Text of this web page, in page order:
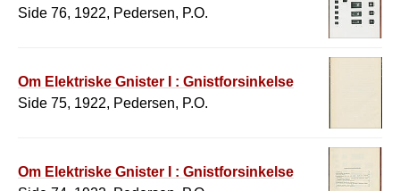
Side 76, 1922, Pedersen, P.O.
Om Elektriske Gnister I : Gnistforsinkelse
Side 75, 1922, Pedersen, P.O.
Om Elektriske Gnister I : Gnistforsinkelse